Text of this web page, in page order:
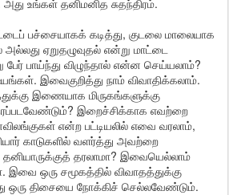
உங்கள் தனிமனித சுதந்திரம்.
பச்சையாகக் கடித்து, குடலை மாலையாக
அல்லது ஏறுதழுவுதல் என்று மாட்டை
பாய்ந்து விழுந்தால் என்ன செய்யலாம்?
இவைகுறித்து நாம் விவாதிக்கலாம்.
இணையாக மிருகங்களுக்கு
தரப்படவேண்டும்? இறைச்சிக்காக எவற்றை
என்ற பட்டியலில் எவை வரலாம்,
காடுகளில் வளர்த்து அவற்றை
தரலாமா? இவையெல்லாம்
இவை ஒரு சமூகத்தில் விவாதத்துக்கு
ஒரு திசையை நோக்கிச் செல்லவேண்டும்.